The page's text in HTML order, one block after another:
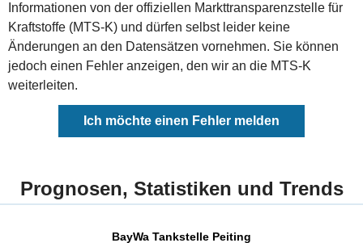
Informationen von der offiziellen Markttransparenzstelle für
Kraftstoffe (MTS-K) und dürfen selbst leider keine
Änderungen an den Datensätzen vornehmen. Sie können
jedoch einen Fehler anzeigen, den wir an die MTS-K
weiterleiten.
Ich möchte einen Fehler melden
Prognosen, Statistiken und Trends
BayWa Tankstelle Peiting